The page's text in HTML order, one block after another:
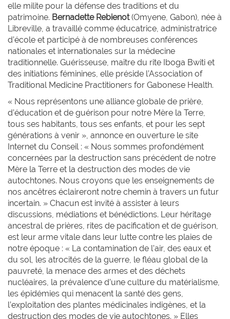
elle milite pour la défense des traditions et du
patrimoine. Bernadette Rebienot(Omyene, Gabon), née à
Libreville, a travaillé comme éducatrice, administratrice
d’école et participé à de nombreuses conférences
nationales et internationales sur la médecine
traditionnelle. Guérisseuse, maître du rite Iboga Bwiti et
des initiations féminines, elle préside l’Association of
Traditional Medicine Practitioners for Gabonese Health.
« Nous représentons une alliance globale de prière,
d’éducation et de guérison pour notre Mère la Terre,
tous ses habitants, tous ses enfants, et pour les sept
générations à venir », annonce en ouverture le site
Internet du Conseil : « Nous sommes profondément
concernées par la destruction sans précédent de notre
Mère la Terre et la destruction des modes de vie
autochtones. Nous croyons que les enseignements de
nos ancêtres éclaireront notre chemin à travers un futur
incertain. » Chacun est invité à assister à leurs
discussions, médiations et bénédictions. Leur héritage
ancestral de prières, rites de pacification et de guérison,
est leur arme vitale dans leur lutte contre les plaies de
notre époque : « La contamination de l’air, des eaux et
du sol, les atrocités de la guerre, le fléau global de la
pauvreté, la menace des armes et des déchets
nucléaires, la prévalence d’une culture du matérialisme,
les épidémies qui menacent la santé des gens,
l’exploitation des plantes médicinales indigènes, et la
destruction des modes de vie autochtones. » Elles